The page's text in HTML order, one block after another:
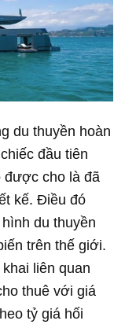
du thuyền hoàn
đầu tiên
được cho là đã
kế. Điều đó
du thuyền
trên thế giới.
liên quan
thuê với giá
tỷ giá hối